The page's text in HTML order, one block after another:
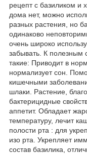
рецепт с базиликом и
дома нет, можно
разных растения, но
одинаково
очень широко
забывать. К полезным
такие: Приводит в
нормализует сон.
кишечными
шлаки. Растение,
бактерицидные
аппетит. Обладает
температуру, лечит
полости рта : для
изо рта. Укрепляет
состав базилика,